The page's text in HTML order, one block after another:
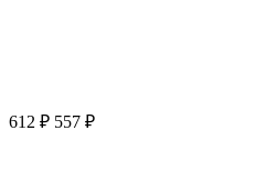
612 ₽ 557 ₽